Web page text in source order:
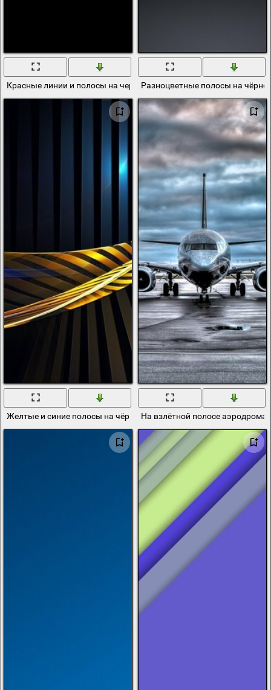
Красные линии и полосы на черном фонеРазноцветные полосы на
Желтые и синие полосы на чёрном фоне в 3д пространстве
На взлётной полосе аэродрома